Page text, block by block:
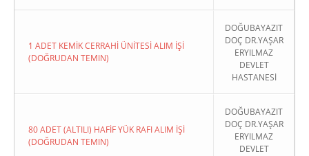
1 ADET KEMİK CERRAHİ ÜNİTESİ ALIM İŞİ
(DOĞRUDAN TEMIN)
DOĞUBAYAZIT
DOÇ DR.YAŞAR
ERYILMAZ
DEVLET
HASTANESİ
80 ADET (ALTILI) HAFİF YÜK RAFI ALIM İŞİ
(DOĞRUDAN TEMIN)
DOĞUBAYAZIT
DOÇ DR.YAŞAR
ERYILMAZ
DEVLET